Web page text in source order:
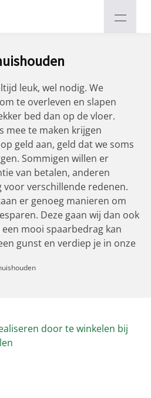
leuk, wel nodig. We
te overleven en slapen
bed dan op de vloer.
mee te maken krijgen
geld aan, geld dat we soms
Sommigen willen er
van betalen, anderen
verschillende redenen.
er genoeg manieren om
Deze gaan wij dan ook
mooi spaarbedrag kan
gunst en verdiep je in onze